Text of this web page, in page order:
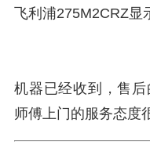
飞利浦275M2CRZ显
机器已经收到，售
师傅上门的服务态度